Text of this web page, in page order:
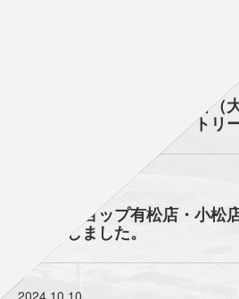
News Release
2026年度（2027年3月卒者（
卒））定時求人応募エントリ
ドコモショップ有松店・小
開設致しました。